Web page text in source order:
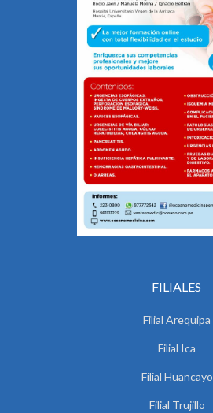
FILIALES
Filial Arequipa
Filial Ica
Filial Huancayo
Filial Trujillo